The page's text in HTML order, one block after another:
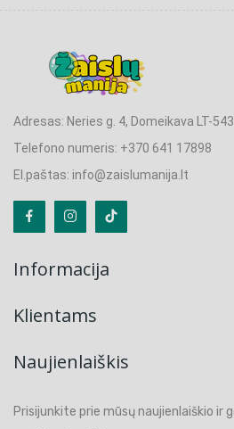
Adresas: Neries g. 4, Domeikava LT-
Telefono numeris: +370 641 17898
El.paštas: info@zaislumanija.lt
Informacija
Klientams
Naujienlaiškis
Prisijunkite prie mūsų naujienlaiškio ir